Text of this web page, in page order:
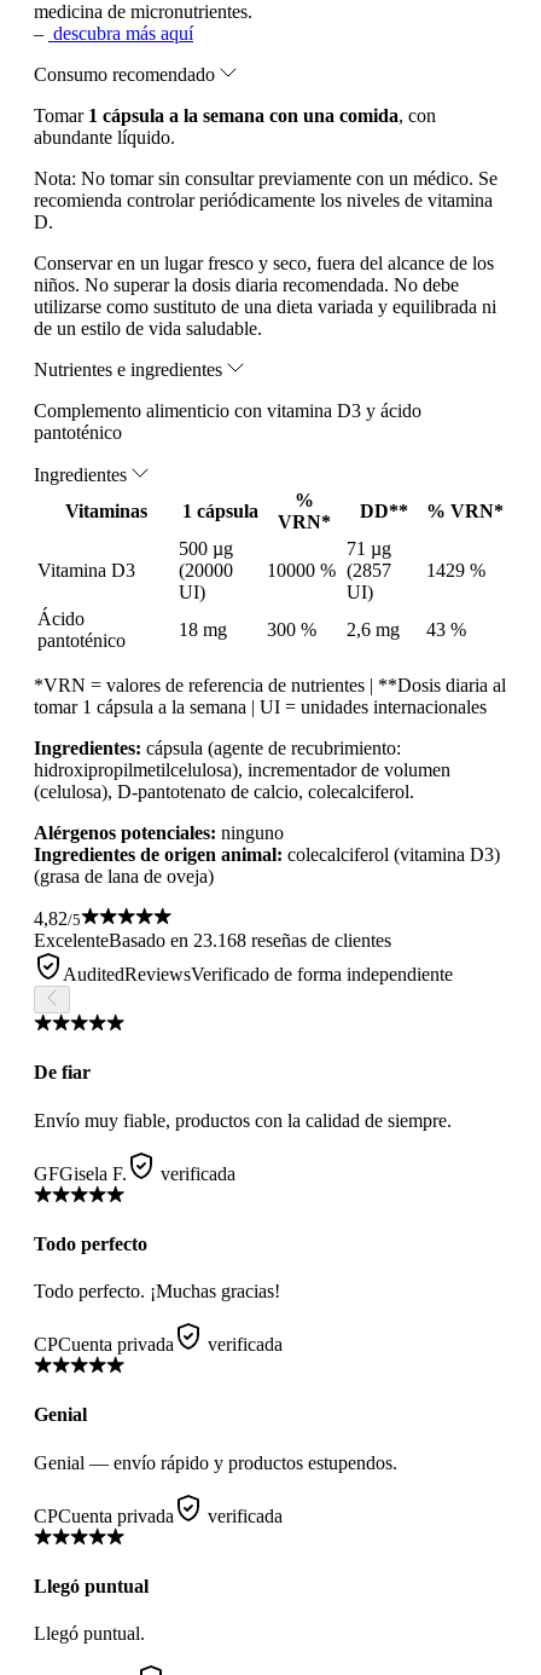
medicina de micronutrientes.
– descubra más aquí
Consumo recomendado
Tomar 1 cápsula a la semana con una comida, con
abundante líquido.
Nota: No tomar sin consultar previamente con un médico. Se
recomienda controlar periódicamente los niveles de vitamina
D.
Conservar en un lugar fresco y seco, fuera del alcance de los
niños. No superar la dosis diaria recomendada. No debe
utilizarse como sustituto de una dieta variada y equilibrada ni
de un estilo de vida saludable.
Nutrientes e ingredientes
Complemento alimenticio con vitamina D3 y ácido
pantoténico
Ingredientes
Vitaminas
1 cápsula
%
VRN*
DD** % VRN*
Vitamina D3
500 µg
(20000
UI)
10000 %
71 µg
(2857
UI)
1429 %
Ácido
pantoténico
18 mg 300 % 2,6 mg 43 %
*VRN = valores de referencia de nutrientes | **Dosis diaria al
tomar 1 cápsula a la semana | UI = unidades internacionales
Ingredientes: cápsula (agente de recubrimiento:
hidroxipropilmetilcelulosa), incrementador de volumen
(celulosa), D-pantotenato de calcio, colecalciferol.
Alérgenos potenciales: ninguno
Ingredientes de origen animal: colecalciferol (vitamina D3)
(grasa de lana de oveja)
4,82/5
ExcelenteBasado en 23.168 reseñas de clientes
AuditedReviewsVerificado de forma independiente
De fiar
Envío muy fiable, productos con la calidad de siempre.
GFGisela F. verificada
Todo perfecto
Todo perfecto. ¡Muchas gracias!
CPCuenta privada verificada
Genial
Genial — envío rápido y productos estupendos.
CPCuenta privada verificada
Llegó puntual
Llegó puntual.